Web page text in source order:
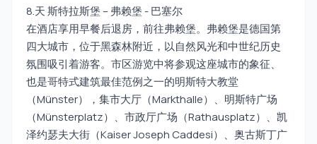
8.天 斯特拉斯堡 – 弗赖堡 - 巴塞尔
在酒店享用早餐后退房，前往弗赖堡。弗赖堡是德国第
四大城市，位于黑森林附近，以自然风光和中世纪历史
氛围吸引着游客。市区游览中将参观这座城市的象征、
也是哥特式建筑最佳范例之一的明斯特大教堂
（Münster），集市大厅（Markthalle）、明斯特广场
（Münsterplatz）、市政厅广场（Rathausplatz）、凯
泽约瑟夫大街（Kaiser Joseph Caddesi）、奥古斯丁广